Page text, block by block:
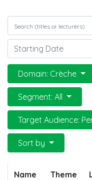
Domain: Crèche
Segment: All
Target Audience:
Sort by
Name Theme